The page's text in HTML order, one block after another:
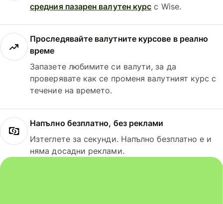
средния пазарен валутен курс с Wise.
Проследявайте валутните курсове в реално
време
Запазете любимите си валути, за да
проверявате как се променя валутният курс с
течение на времето.
Напълно безплатно, без реклами
Изтеглете за секунди. Напълно безплатно е и
няма досадни реклами.